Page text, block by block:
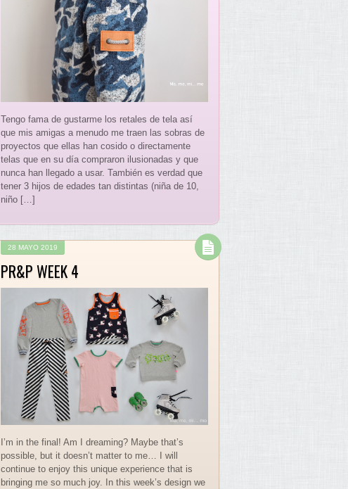
Tengo fama de gustarme los retales de tela así
que mis amigas a menudo me traen las sobras de
proyectos que ellas han cosido o directamente
telas que en su día compraron ilusionadas y que
nunca han llegado a usar. También es verdad que
tener 3 hijos de edades tan distintas (niña de 10,
niño […]
28 MAYO 2019
PR&P WEEK 4
I’m in the final! Am I dreaming? Maybe that’s
possible, but it doesn’t matter to me… I will
continue to enjoy this unique experience that is
bringing me so much joy. In this week’s design we